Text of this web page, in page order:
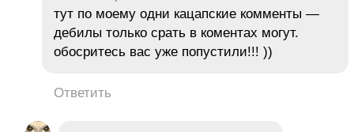
тут по моему одни кацапские комменты —
дебилы только срать в коментах могут.
обосритесь вас уже попустили!!! ))
Ответить